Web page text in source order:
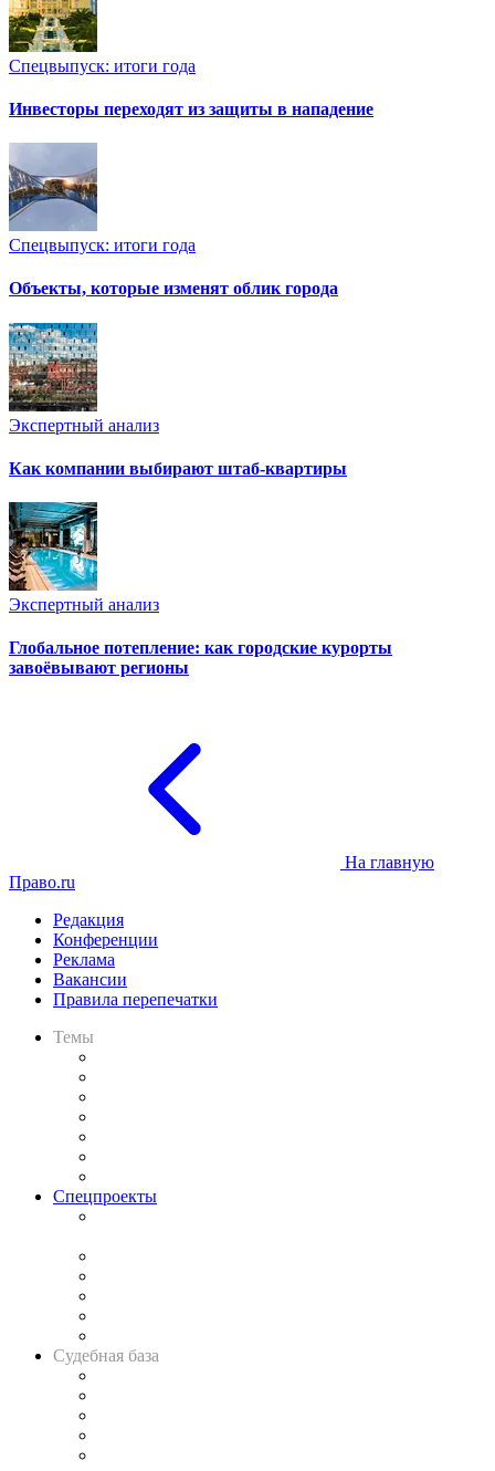
Спецвыпуск: итоги года
Инвесторы переходят из защиты в нападение
Спецвыпуск: итоги года
Объекты, которые изменят облик города
Экспертный анализ
Как компании выбирают штаб-квартиры
Экспертный анализ
Глобальное потепление: как городские курорты
завоёвывают регионы
На главную
Право.ru
Редакция
Конференции
Реклама
Вакансии
Правила перепечатки
Темы
Спецпроекты
Судебная база